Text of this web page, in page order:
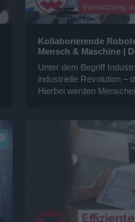
Kollaborierende
Mensch & Maschine |
Unter dem Begriff
industrielle Revolution –
Hierbei werden